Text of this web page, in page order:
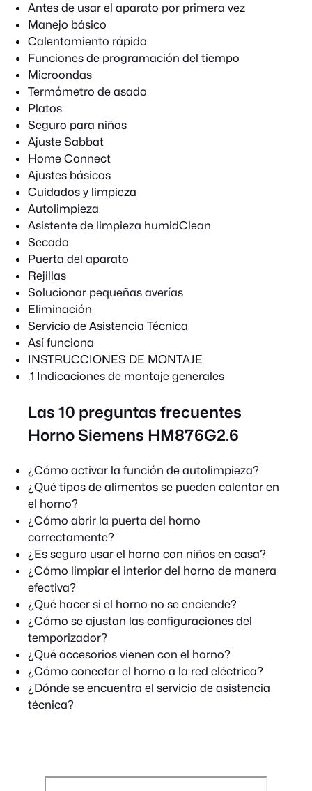
Antes de usar el aparato por primera vez
Manejo básico
Calentamiento rápido
Funciones de programación del tiempo
Microondas
Termómetro de asado
Platos
Seguro para niños
Ajuste Sabbat
Home Connect
Ajustes básicos
Cuidados y limpieza
Autolimpieza
Asistente de limpieza humidClean
Secado
Puerta del aparato
Rejillas
Solucionar pequeñas averías
Eliminación
Servicio de Asistencia Técnica
Así funciona
INSTRUCCIONES DE MONTAJE
.1 Indicaciones de montaje generales
Las 10 preguntas frecuentes
Horno Siemens HM876G2.6
¿Cómo activar la función de autolimpieza?
¿Qué tipos de alimentos se pueden calentar en
el horno?
¿Cómo abrir la puerta del horno
correctamente?
¿Es seguro usar el horno con niños en casa?
¿Cómo limpiar el interior del horno de manera
efectiva?
¿Qué hacer si el horno no se enciende?
¿Cómo se ajustan las configuraciones del
temporizador?
¿Qué accesorios vienen con el horno?
¿Cómo conectar el horno a la red eléctrica?
¿Dónde se encuentra el servicio de asistencia
técnica?